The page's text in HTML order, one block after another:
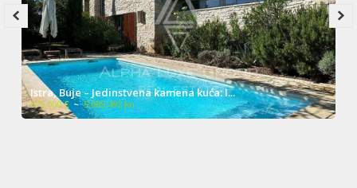
Istra, Buje – Jedinstvena kamena kuća: I...
675,000 € ~ 5,085,492 kn